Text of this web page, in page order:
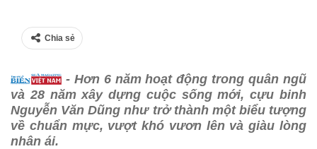
Chia sẻ
- Hơn 6 năm hoạt động trong quân ngũ
và 28 năm xây dựng cuộc sống mới, cựu binh
Nguyễn Văn Dũng như trở thành một biểu tượng
về chuẩn mực, vượt khó vươn lên và giàu lòng
nhân ái.